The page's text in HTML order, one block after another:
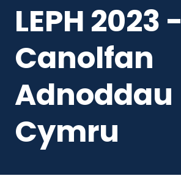
LEPH 2023 -
Canolfan
Adnoddau
Cymru